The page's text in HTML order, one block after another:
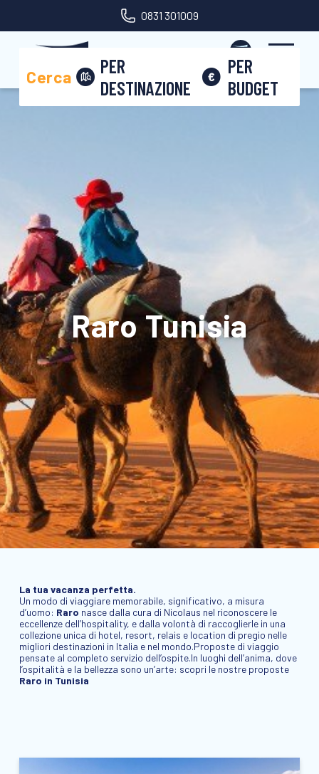
0831 301009
Cerca
PER
DESTINAZIONE
PER
BUDGET
Raro Tunisia
La tua vacanza perfetta.
Un modo di viaggiare memorabile, significativo, a misura
d’uomo: Raro nasce dalla cura di Nicolaus nel riconoscere le
eccellenze dell’hospitality, e dalla volontà di raccoglierle in una
collezione unica di hotel, resort, relais e location di pregio nelle
migliori destinazioni in Italia e nel mondo.Proposte di viaggio
pensate al completo servizio dell’ospite.In luoghi dell’anima, dove
l’ospitalità e la bellezza sono un’arte: scopri le nostre proposte
Raro in Tunisia